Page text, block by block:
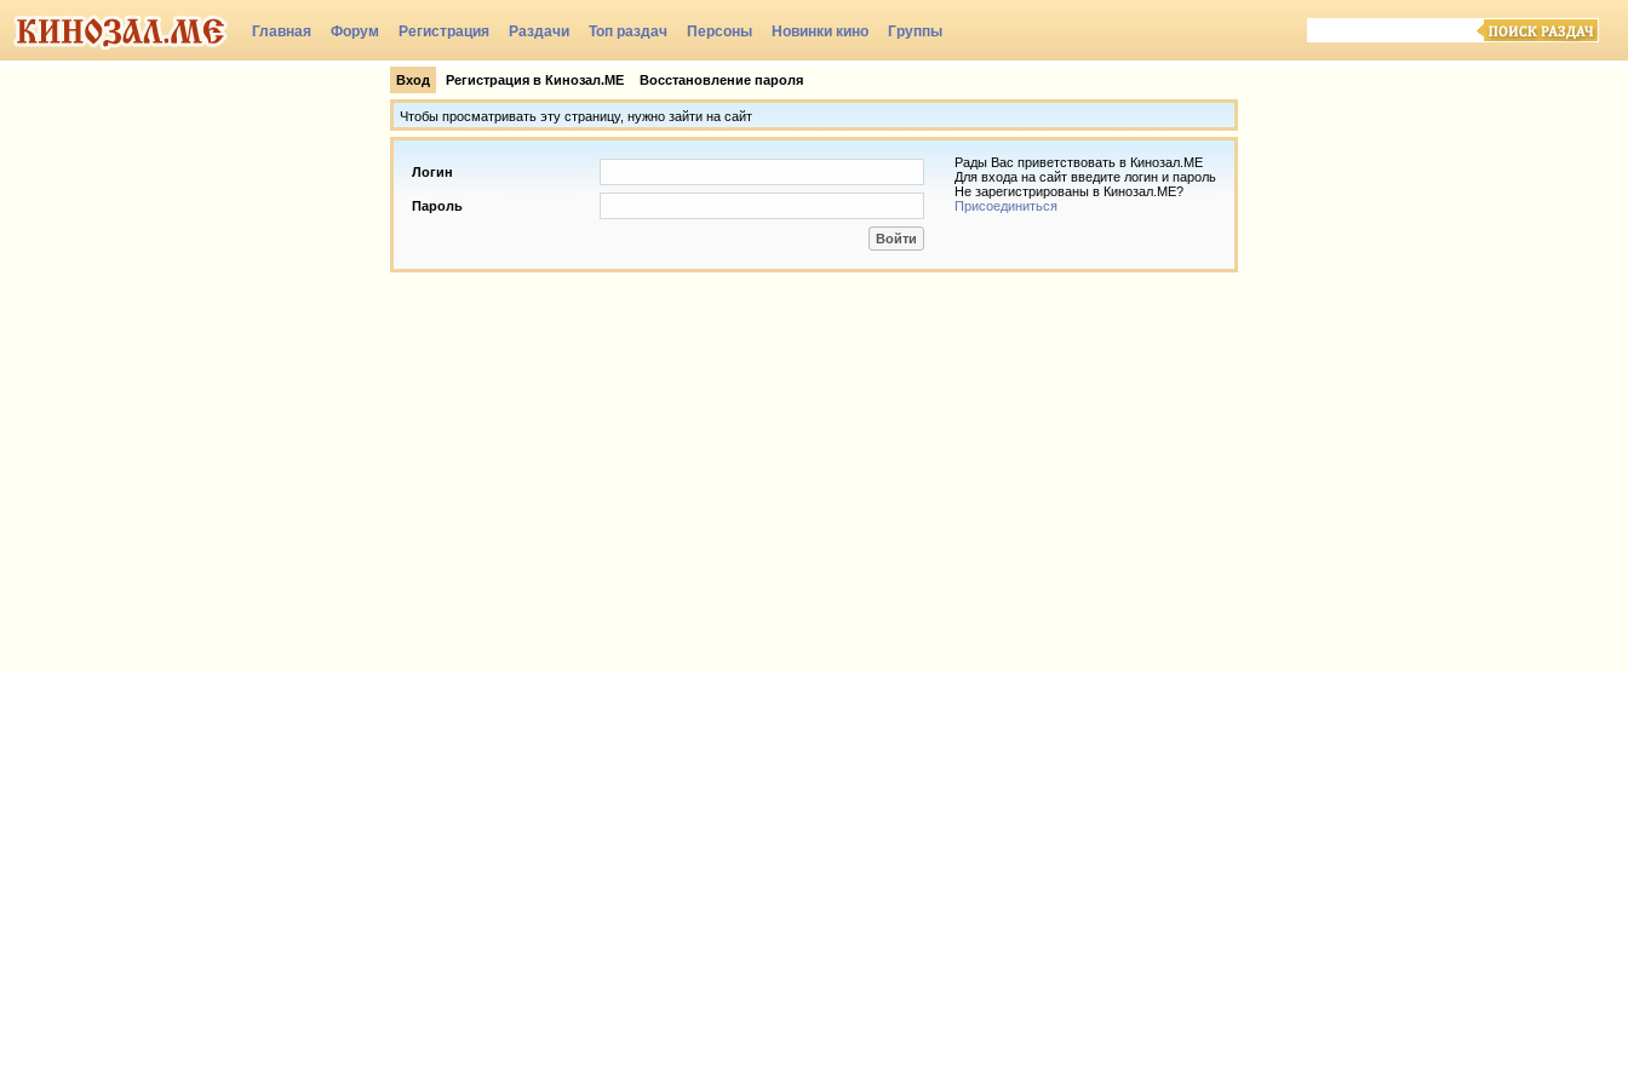
Главная Форум Регистрация Раздачи Топ раздач Персоны Новинки кино Группы
Вход Регистрация в Кинозал.МЕ Восстановление пароля
Чтобы просматривать эту страницу, нужно зайти на сайт
Логин
Пароль
Рады Вас приветствовать в Кинозал.МЕ
Для входа на сайт введите логин и пароль
Не зарегистрированы в Кинозал.МЕ?
Присоединиться